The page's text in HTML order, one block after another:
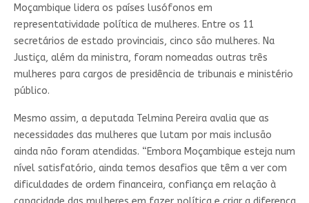
Moçambique lidera os países lusófonos em
representatividade política de mulheres. Entre os 11
secretários de estado provinciais, cinco são mulheres. Na
Justiça, além da ministra, foram nomeadas outras três
mulheres para cargos de presidência de tribunais e ministério
público.
Mesmo assim, a deputada Telmina Pereira avalia que as
necessidades das mulheres que lutam por mais inclusão
ainda não foram atendidas. “Embora Moçambique esteja num
nível satisfatório, ainda temos desafios que têm a ver com
dificuldades de ordem financeira, confiança em relação à